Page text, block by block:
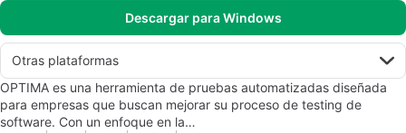
Descargar para Windows
Otras plataformas
OPTIMA es una herramienta de pruebas automatizadas diseñada
para empresas que buscan mejorar su proceso de testing de
software. Con un enfoque en la…